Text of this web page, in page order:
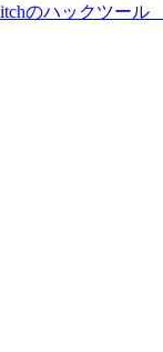
のハックツー